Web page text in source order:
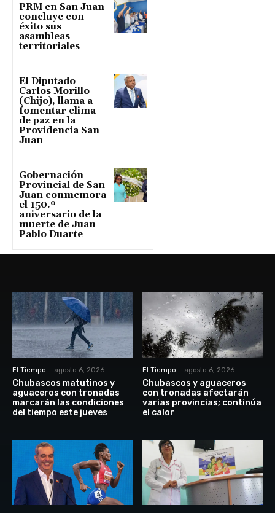
PRM en San Juan
concluye con
éxito sus
asambleas
territoriales
El Diputado
Carlos Morillo
(Chijo), llama a
fomentar clima
de paz en la
Providencia San
Juan
Gobernación
Provincial de San
Juan conmemora
el 150.º
aniversario de la
muerte de Juan
Pablo Duarte
El Tiempo agosto 6, 2026
Chubascos matutinos y
aguaceros con tronadas
marcarán las condiciones
del tiempo este jueves
El Tiempo agosto 6, 2026
Chubascos y aguaceros
con tronadas afectarán
varias provincias; continúa
el calor